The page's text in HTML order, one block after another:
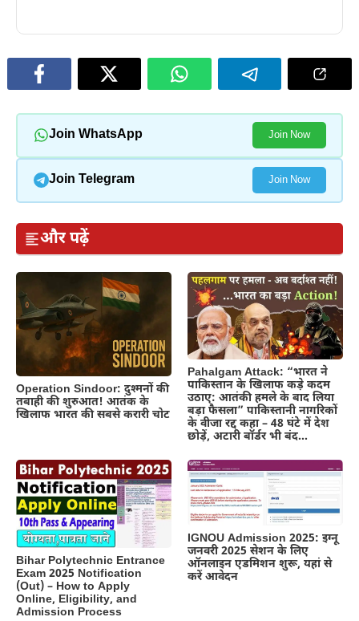
Join WhatsApp Join Now
Join Telegram Join Now
और पढ़ें
Operation Sindoor: दुश्मनों की
तबाही की शुरुआत! आतंक के
खिलाफ भारत की सबसे करारी चोट
Pahalgam Attack: “भारत ने
पाकिस्तान के खिलाफ कड़े कदम
उठाए: आतंकी हमले के बाद लिया
बड़ा फैसला” पाकिस्तानी नागरिकों
के वीजा रद्द कहा – 48 घंटे में देश
छोड़ें, अटारी बॉर्डर भी बंद…
Bihar Polytechnic Entrance
Exam 2025 Notification
(Out) – How to Apply
Online, Eligibility, and
Admission Process
IGNOU Admission 2025: इग्नू
जनवरी 2025 सेशन के लिए
ऑनलाइन एडमिशन शुरू, यहां से
करें आवेदन